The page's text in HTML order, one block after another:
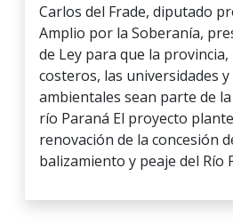
Carlos del Frade, diputado
Amplio por la Soberanía,
de Ley para que la
costeros, las universidades
ambientales sean parte de
río Paraná El proyecto
renovación de la concesión
balizamiento y peaje del Río